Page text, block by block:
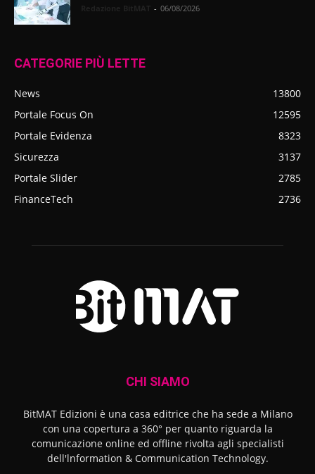
- 06/08/2026
CATEGORIE PIÙ LETTE
News
13800
Portale Focus On
12595
Portale Evidenza
8323
Sicurezza
3137
Portale Slider
2785
FinanceTech
2736
CHI SIAMO
BitMAT Edizioni è una casa editrice che ha sede a Milano
con una copertura a 360° per quanto riguarda la
comunicazione online ed offline rivolta agli specialisti
dell'lnformation & Communication Technology.